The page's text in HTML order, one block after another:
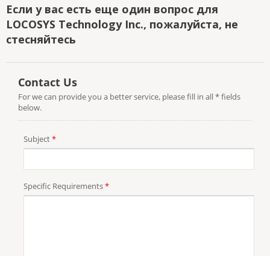
Если у вас есть еще один вопрос для
LOCOSYS Technology Inc., пожалуйста, не
стесняйтесь